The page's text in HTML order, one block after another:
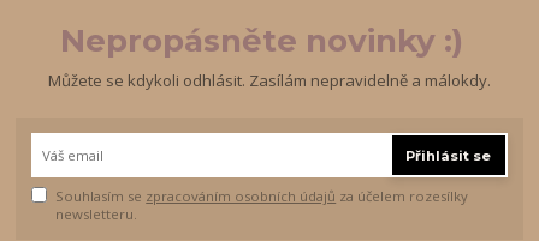
Nepropásněte novinky :)
Můžete se kdykoli odhlásit. Zasílám nepravidelně a málokdy.
Přihlásit se
Souhlasím se zpracováním osobních údajů za účelem rozesílky
newsletteru.